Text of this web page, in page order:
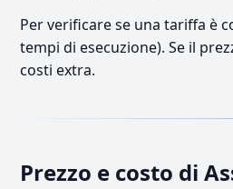
Per verificare se una tariffa è
tempi di esecuzione). Se il
costi extra.
Prezzo e costo di